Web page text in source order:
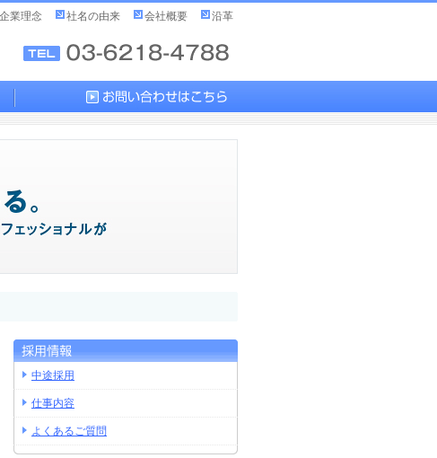
企業理念 社名の由来 会社概要 沿革
中途採用
仕事内容
よくあるご質問